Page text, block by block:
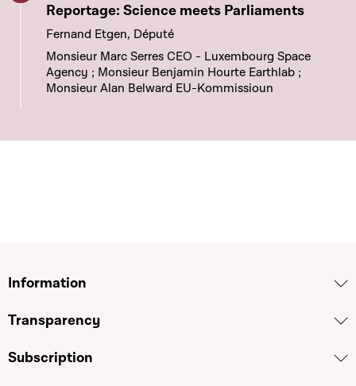
Aller à ce chapitre
Reportage: Science meets Parliaments
Fernand Etgen, Député
Monsieur Marc Serres CEO - Luxembourg Space
Agency ; Monsieur Benjamin Hourte Earthlab ;
Monsieur Alan Belward EU-Kommissioun
Information
Transparency
Subscription